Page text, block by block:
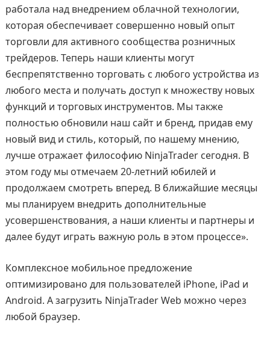
работала над внедрением облачной технологии,
которая обеспечивает совершенно новый опыт
торговли для активного сообщества розничных
трейдеров. Теперь наши клиенты могут
беспрепятственно торговать с любого устройства из
любого места и получать доступ к множеству новых
функций и торговых инструментов. Мы также
полностью обновили наш сайт и бренд, придав ему
новый вид и стиль, который, по нашему мнению,
лучше отражает философию NinjaTrader сегодня. В
этом году мы отмечаем 20-летний юбилей и
продолжаем смотреть вперед. В ближайшие месяцы
мы планируем внедрить дополнительные
усовершенствования, а наши клиенты и партнеры и
далее будут играть важную роль в этом процессе».
Комплексное мобильное предложение
оптимизировано для пользователей iPhone, iPad и
Android. А загрузить NinjaTrader Web можно через
любой браузер.